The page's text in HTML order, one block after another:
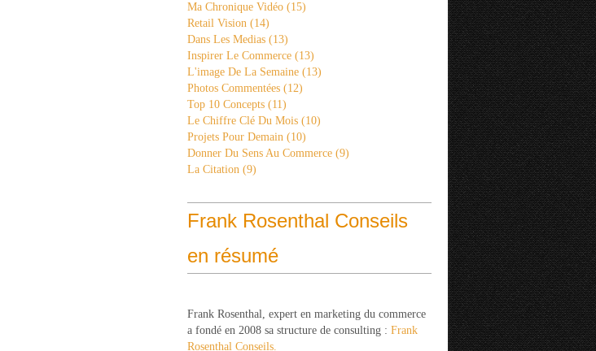
Ma Chronique Vidéo (15)
Retail Vision (14)
Dans Les Medias (13)
Inspirer Le Commerce (13)
L'image De La Semaine (13)
Photos Commentées (12)
Top 10 Concepts (11)
Le Chiffre Clé Du Mois (10)
Projets Pour Demain (10)
Donner Du Sens Au Commerce (9)
La Citation (9)
Frank Rosenthal Conseils
en résumé
Frank Rosenthal, expert en marketing du commerce
a fondé en 2008 sa structure de consulting : Frank
Rosenthal Conseils.